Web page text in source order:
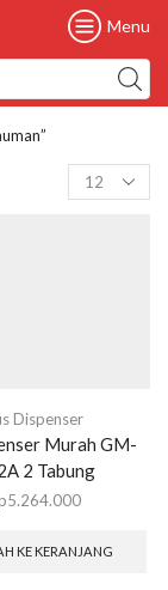
Menu
Dispenser
Murah GM-
2 Tabung
5.264.000
KE KERANJANG